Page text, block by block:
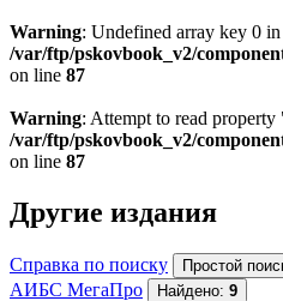
Warning: Undefined array key 0 in
/var/ftp/pskovbook_v2/
on line 87
Warning: Attempt to read
/var/ftp/pskovbook_v2/
on line 87
Другие издания
Справка по поиску
АИБС МегаПро
Найдено: 9